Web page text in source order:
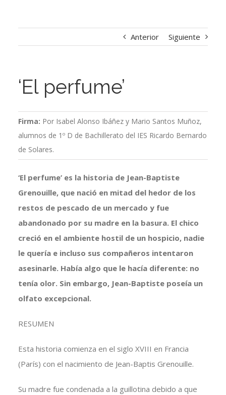
Anterior Siguiente
‘El perfume’
Firma: Por Isabel Alonso Ibáñez y Mario Santos Muñoz,
alumnos de 1º D de Bachillerato del IES Ricardo Bernardo
de Solares.
‘El perfume’ es la historia de Jean-Baptiste
Grenouille, que nació en mitad del hedor de los
restos de pescado de un mercado y fue
abandonado por su madre en la basura. El chico
creció en el ambiente hostil de un hospicio, nadie
le quería e incluso sus compañeros intentaron
asesinarle. Había algo que le hacía diferente: no
tenía olor. Sin embargo, Jean-Baptiste poseía un
olfato excepcional.
RESUMEN
Esta historia comienza en el siglo XVIII en Francia
(París) con el nacimiento de Jean-Baptis Grenouille.
Su madre fue condenada a la guillotina debido a que